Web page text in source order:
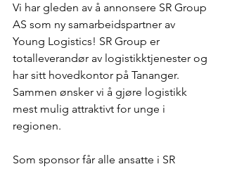
Vi har gleden av å annonsere SR Group
AS som ny samarbeidspartner av
Young Logistics! SR Group er
totalleverandør av logistikktjenester og
har sitt hovedkontor på Tananger.
Sammen ønsker vi å gjøre logistikk
mest mulig attraktivt for unge i
regionen.
Som sponsor får alle ansatte i SR